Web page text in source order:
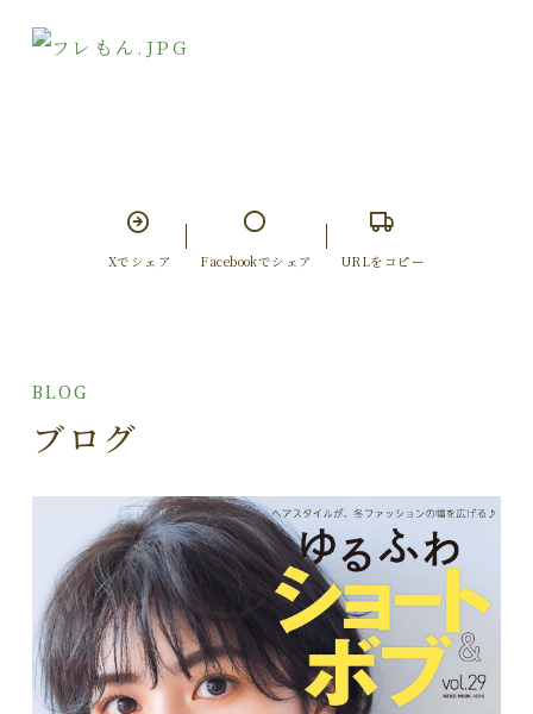
Xでシェア Facebookでシェア URLをコピー
BLOG
ブログ